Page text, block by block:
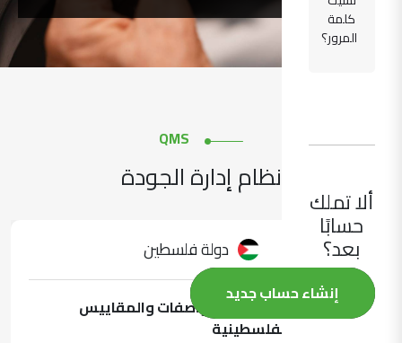
كلمة
المرور؟
ألا تملك
حسابًا
بعد؟
إنشاء حساب جديد
QMS
نظام إدارة الجودة
دولة فلسطين
المعهد:
مؤسسة المواصفات والمقاييس
الفلسطينية